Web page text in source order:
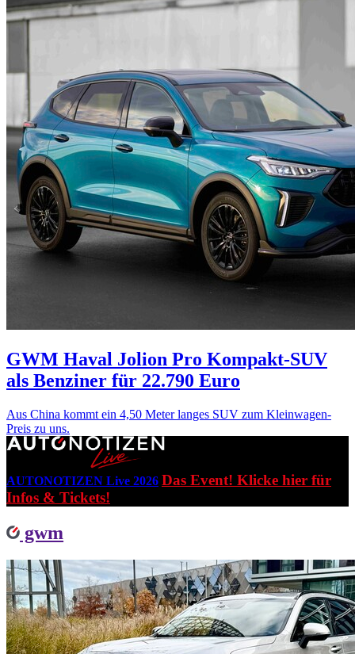
GWM Haval Jolion Pro Kompakt-SUV
als Benziner für 22.790 Euro
Aus China kommt ein 4,50 Meter langes SUV zum Kleinwagen-
Preis zu uns.
AUTONOTIZEN Live 2026 Das Event! Klicke hier für
Infos & Tickets!
gwm